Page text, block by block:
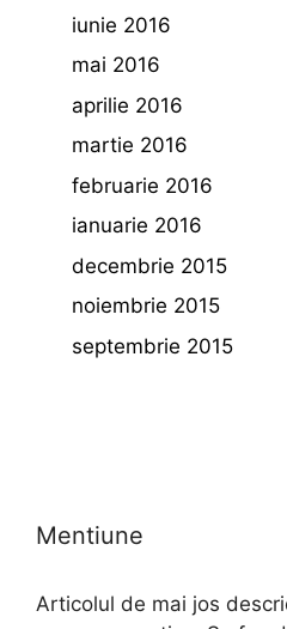
iunie 2016
mai 2016
aprilie 2016
martie 2016
februarie 2016
ianuarie 2016
decembrie 2015
noiembrie 2015
septembrie 2015
Mentiune
Articolul de mai jos